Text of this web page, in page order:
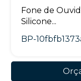
Fone de
Silicone...
BP-